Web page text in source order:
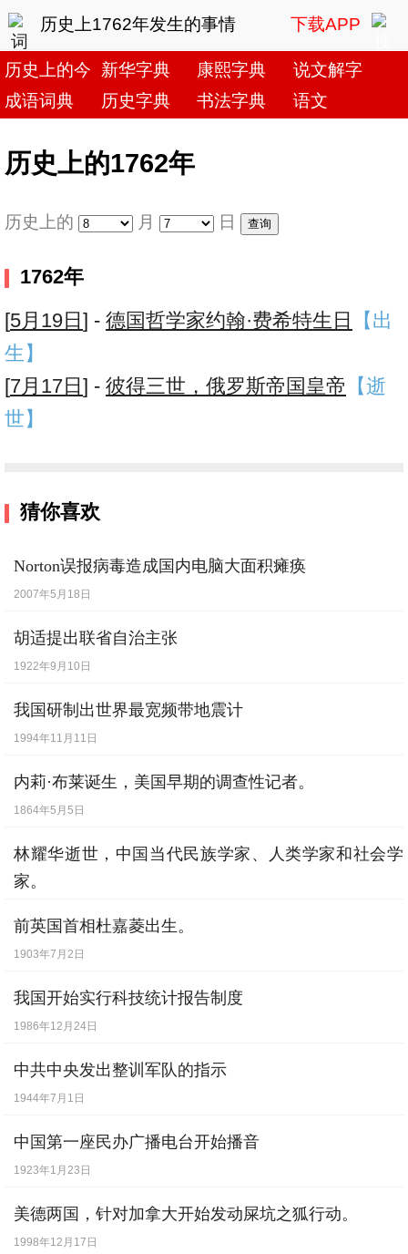
历史上1762年发生的事情 下载APP
历史上的今天新华字典 康熙字典
说文解字
成语词典
历史字典 书法字典 语文
历史上的1762年
历史上的 月 日
1762年
[5月19日 ] - 德国哲学家约翰·费希特生日
【出
生】
[7月17日 ] - 彼得三世，俄罗斯帝国皇帝 【逝
世】
猜你喜欢
Norton误报病毒造成国内电脑大面积瘫痪
2007年5月18日
胡适提出联省自治主张
1922年9月10日
我国研制出世界最宽频带地震计
1994年11月11日
内莉·布莱诞生，美国早期的调查性记者。
1864年5月5日
林耀华逝世，中国当代民族学家、人类学家和社会学
家。
前英国首相杜嘉菱出生。
1903年7月2日
我国开始实行科技统计报告制度
1986年12月24日
中共中央发出整训军队的指示
1944年7月1日
中国第一座民办广播电台开始播音
1923年1月23日
美德两国，针对加拿大开始发动屎坑之狐行动。
1998年12月17日